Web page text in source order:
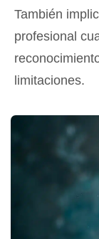
También
profesional
limitaciones.